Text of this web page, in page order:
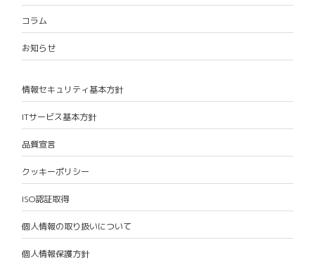
コラム
お知らせ
情報セキュリティ基本方針
ITサービス基本方針
品質宣言
クッキーポリシー
ISO認証取得
個人情報の取り扱いについて
個人情報保護方針